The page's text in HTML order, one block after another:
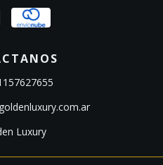
Luxury